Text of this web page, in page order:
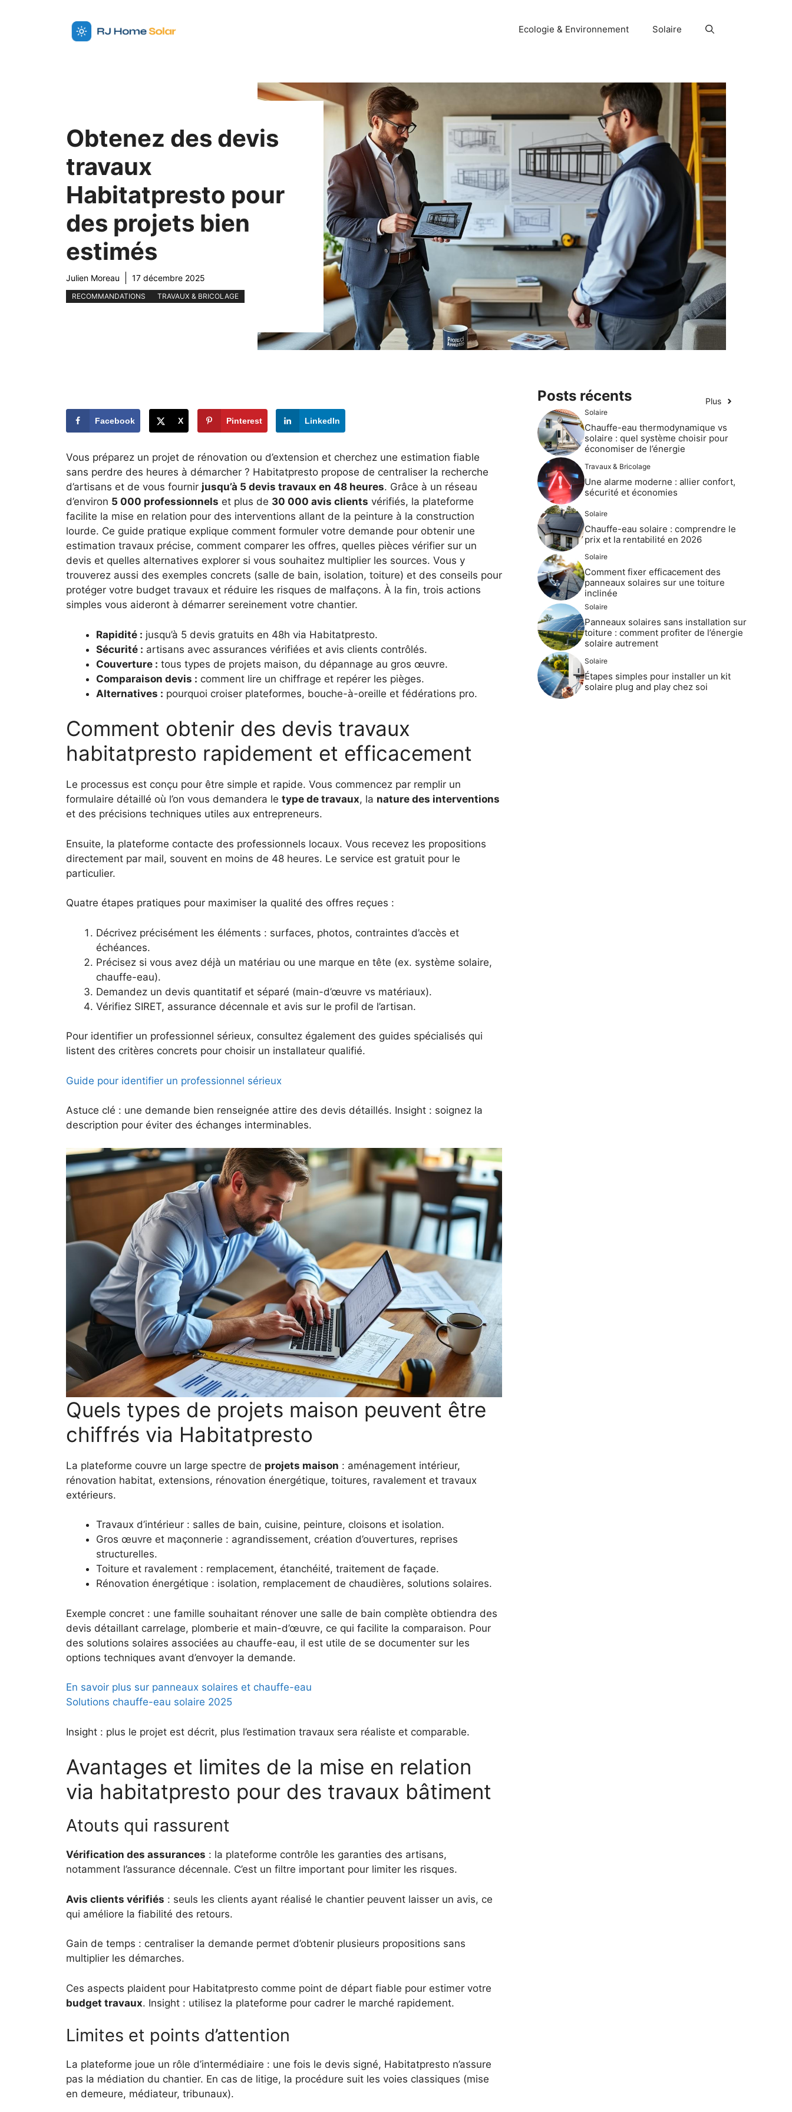
Ecologie & Environnement Solaire
Obtenez des devis
travaux
Habitatpresto pour
des projets bien
estimés
Julien Moreau 17 décembre 2025
RECOMMANDATIONS TRAVAUX & BRICOLAGE
Facebook X Pinterest LinkedIn
Vous préparez un projet de rénovation ou d’extension et cherchez une estimation fiable
sans perdre des heures à démarcher ? Habitatpresto propose de centraliser la recherche
d’artisans et de vous fournir jusqu’à 5 devis travaux en 48 heures. Grâce à un réseau
d’environ 5 000 professionnels et plus de 30 000 avis clients vérifiés, la plateforme
facilite la mise en relation pour des interventions allant de la peinture à la construction
lourde. Ce guide pratique explique comment formuler votre demande pour obtenir une
estimation travaux précise, comment comparer les offres, quelles pièces vérifier sur un
devis et quelles alternatives explorer si vous souhaitez multiplier les sources. Vous y
trouverez aussi des exemples concrets (salle de bain, isolation, toiture) et des conseils pour
protéger votre budget travaux et réduire les risques de malfaçons. À la fin, trois actions
simples vous aideront à démarrer sereinement votre chantier.
Rapidité : jusqu’à 5 devis gratuits en 48h via Habitatpresto.
Sécurité : artisans avec assurances vérifiées et avis clients contrôlés.
Couverture : tous types de projets maison, du dépannage au gros œuvre.
Comparaison devis : comment lire un chiffrage et repérer les pièges.
Alternatives : pourquoi croiser plateformes, bouche-à-oreille et fédérations pro.
Comment obtenir des devis travaux
habitatpresto rapidement et efficacement
Le processus est conçu pour être simple et rapide. Vous commencez par remplir un
formulaire détaillé où l’on vous demandera le type de travaux, la nature des interventions
et des précisions techniques utiles aux entrepreneurs.
Ensuite, la plateforme contacte des professionnels locaux. Vous recevez les propositions
directement par mail, souvent en moins de 48 heures. Le service est gratuit pour le
particulier.
Quatre étapes pratiques pour maximiser la qualité des offres reçues :
Décrivez précisément les éléments : surfaces, photos, contraintes d’accès et
échéances.
Précisez si vous avez déjà un matériau ou une marque en tête (ex. système solaire,
chauffe-eau).
Demandez un devis quantitatif et séparé (main-d’œuvre vs matériaux).
Vérifiez SIRET, assurance décennale et avis sur le profil de l’artisan.
Pour identifier un professionnel sérieux, consultez également des guides spécialisés qui
listent des critères concrets pour choisir un installateur qualifié.
Guide pour identifier un professionnel sérieux
Astuce clé : une demande bien renseignée attire des devis détaillés. Insight : soignez la
description pour éviter des échanges interminables.
Quels types de projets maison peuvent être
chiffrés via Habitatpresto
La plateforme couvre un large spectre de projets maison : aménagement intérieur,
rénovation habitat, extensions, rénovation énergétique, toitures, ravalement et travaux
extérieurs.
Travaux d’intérieur : salles de bain, cuisine, peinture, cloisons et isolation.
Gros œuvre et maçonnerie : agrandissement, création d’ouvertures, reprises
structurelles.
Toiture et ravalement : remplacement, étanchéité, traitement de façade.
Rénovation énergétique : isolation, remplacement de chaudières, solutions solaires.
Exemple concret : une famille souhaitant rénover une salle de bain complète obtiendra des
devis détaillant carrelage, plomberie et main-d’œuvre, ce qui facilite la comparaison. Pour
des solutions solaires associées au chauffe-eau, il est utile de se documenter sur les
options techniques avant d’envoyer la demande.
En savoir plus sur panneaux solaires et chauffe-eau
Solutions chauffe-eau solaire 2025
Insight : plus le projet est décrit, plus l’estimation travaux sera réaliste et comparable.
Avantages et limites de la mise en relation
via habitatpresto pour des travaux bâtiment
Atouts qui rassurent
Vérification des assurances : la plateforme contrôle les garanties des artisans,
notamment l’assurance décennale. C’est un filtre important pour limiter les risques.
Avis clients vérifiés : seuls les clients ayant réalisé le chantier peuvent laisser un avis, ce
qui améliore la fiabilité des retours.
Gain de temps : centraliser la demande permet d’obtenir plusieurs propositions sans
multiplier les démarches.
Ces aspects plaident pour Habitatpresto comme point de départ fiable pour estimer votre
budget travaux. Insight : utilisez la plateforme pour cadrer le marché rapidement.
Limites et points d’attention
La plateforme joue un rôle d’intermédiaire : une fois le devis signé, Habitatpresto n’assure
pas la médiation du chantier. En cas de litige, la procédure suit les voies classiques (mise
en demeure, médiateur, tribunaux).
Posts récents Plus
Solaire
Chauffe-eau thermodynamique vs
solaire : quel système choisir pour
économiser de l’énergie
Travaux & Bricolage
Une alarme moderne : allier confort,
sécurité et économies
Solaire
Chauffe-eau solaire : comprendre le
prix et la rentabilité en 2026
Solaire
Comment fixer efficacement des
panneaux solaires sur une toiture
inclinée
Solaire
Panneaux solaires sans installation sur
toiture : comment profiter de l’énergie
solaire autrement
Solaire
Étapes simples pour installer un kit
solaire plug and play chez soi